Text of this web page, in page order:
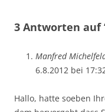
3 Antworten auf
Manfred
6.8.2012 bei
Hallo, hatte soeben